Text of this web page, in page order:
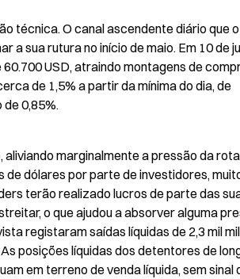
técnica. O canal ascendente diário que
a sua rutura no início de maio. Em 10 de
USD, atraindo montagens de
de 1,5% a partir da mínima do dia, de
de 0,85%.
aliviando marginalmente a pressão da
de dólares por parte de investidores,
terão realizado lucros de parte das
o que ajudou a absorver alguma
registaram saídas líquidas de 2,3 mil
posições líquidas dos detentores de
em terreno de venda líquida, sem sinal